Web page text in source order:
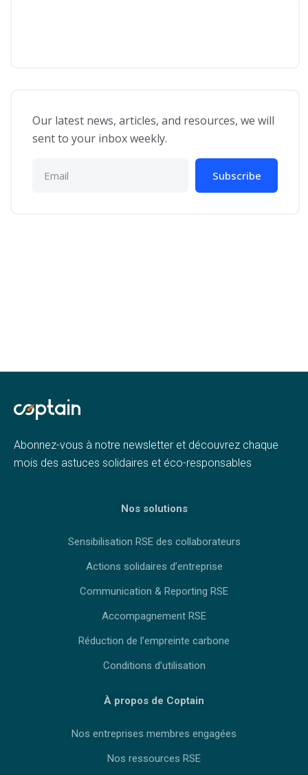
Our latest news, articles, and resources, we will
sent to your inbox weekly.
Subscribe
Abonnez-vous à notre newsletter et découvrez chaque
mois des astuces solidaires et éco-responsables
Nos solutions
Sensibilisation RSE des collaborateurs
Actions solidaires d’entreprise
Communication & Reporting RSE
Accompagnement RSE
Réduction de l’empreinte carbone
Conditions d’utilisation
À propos de Coptain
Nos entreprises membres engagées
Nos ressources RSE